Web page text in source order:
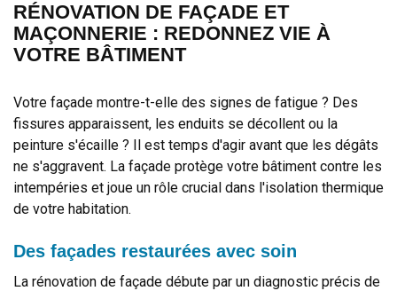
RÉNOVATION DE FAÇADE ET
MAÇONNERIE : REDONNEZ VIE À
VOTRE BÂTIMENT
Votre façade montre-t-elle des signes de fatigue ? Des
fissures apparaissent, les enduits se décollent ou la
peinture s'écaille ? Il est temps d'agir avant que les dégâts
ne s'aggravent. La façade protège votre bâtiment contre les
intempéries et joue un rôle crucial dans l'isolation thermique
de votre habitation.
Des façades restaurées avec soin
La rénovation de façade débute par un diagnostic précis de